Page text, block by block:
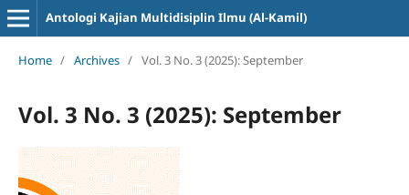
Antologi Kajian Multidisiplin Ilmu (Al-Kamil)
Home / Archives / Vol. 3 No. 3 (2025): September
Vol. 3 No. 3 (2025): September